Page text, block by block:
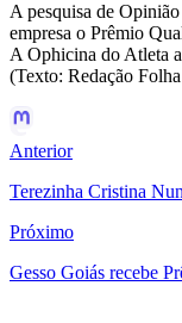
A pesquisa de
empresa o Prêmio
A Ophicina do Atleta
(Texto: Redação
Anterior
Terezinha Cristina
Próximo
Gesso Goiás recebe